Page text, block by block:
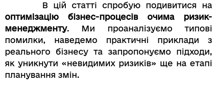
В цій статті спробую подивитися на
оптимізацію бізнес-процесів очима ризик-
менеджменту. Ми проаналізуємо типові
помилки, наведемо практичні приклади з
реального бізнесу та запропонуємо підходи,
як уникнути «невидимих ризиків» ще на етапі
планування змін.